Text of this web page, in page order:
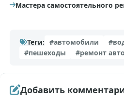
Мастера самостоятельного
Теги: #автомобили
#пешеходы
#ремонт
Добавить